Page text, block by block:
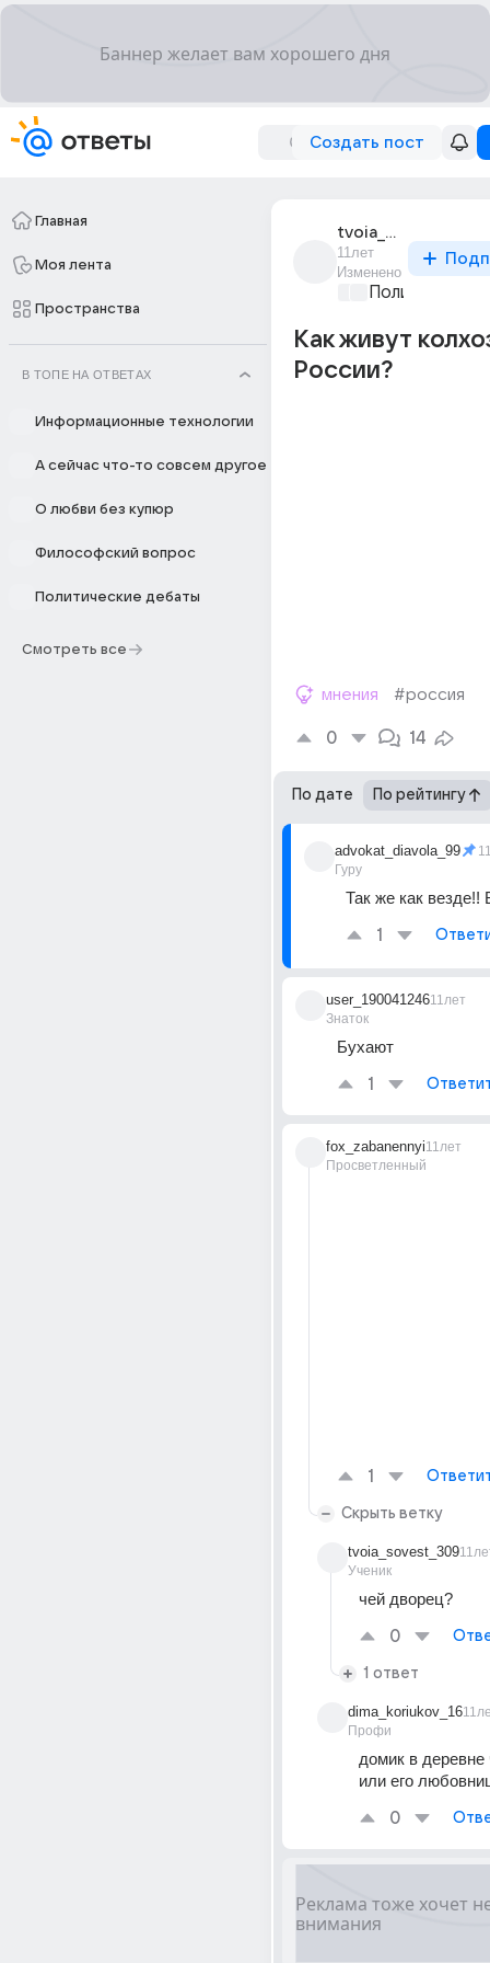
Создать пост
Главная
Моя лента
Пространства
В ТОПЕ НА ОТВЕТАХ
Информационные технологии
А сейчас что-то совсем другое
О любви без купюр
Философский вопрос
Политические дебаты
Смотреть все
tvoia_sovest_309
11лет
Изменено
Как живут
России?
мнения #россия
0 14
По дате По рейтингу
advokat_diavola_99
Гуру
Так же как
1
user_190041246
Знаток
11лет
Бухают
1
fox_zabanennyi
Просветленный
11лет
1
Скрыть ветку
tvoia_sovest_309
Ученик
чей дворец?
0
1 ответ
dima_koriukov_16
Профи
домик в деревне
или его
0